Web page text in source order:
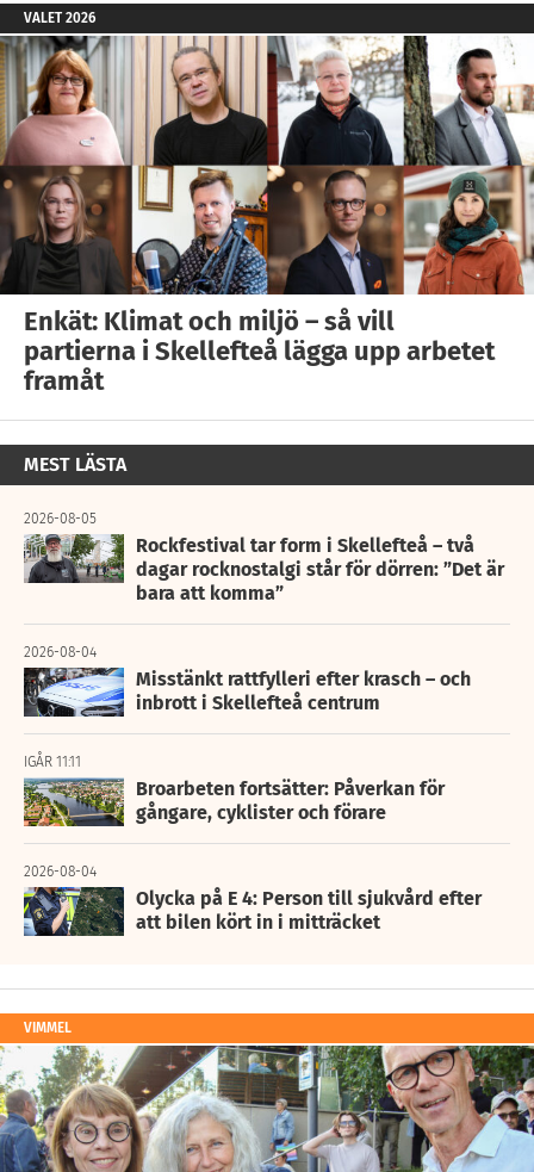
VALET 2026
Enkät: Klimat och miljö – så vill
partierna i Skellefteå lägga upp arbetet
framåt
MEST LÄSTA
2026-08-05
Rockfestival tar form i Skellefteå – två
dagar rocknostalgi står för dörren: ”Det är
bara att komma”
2026-08-04
Misstänkt rattfylleri efter krasch – och
inbrott i Skellefteå centrum
IGÅR 11:11
Broarbeten fortsätter: Påverkan för
gångare, cyklister och förare
2026-08-04
Olycka på E 4: Person till sjukvård efter
att bilen kört in i mitträcket
VIMMEL